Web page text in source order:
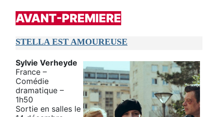
AVANT-PREMIERE
STELLA EST AMOUREUSE
Sylvie Verheyde
France –
Comédie
dramatique –
1h50
Sortie en salles le